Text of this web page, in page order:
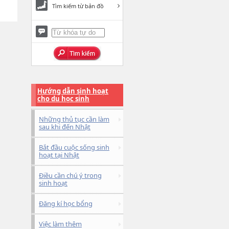
Tìm kiếm từ bản đồ
Hướng dẫn sinh hoạt
cho du học sinh
Những thủ tục cần làm
sau khi đến Nhật
Bắt đầu cuộc sống sinh
hoạt tại Nhật
Điều cần chú ý trong
sinh hoạt
Đăng kí học bổng
Việc làm thêm